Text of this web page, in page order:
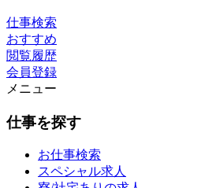
仕事検索
おすすめ
閲覧履歴
会員登録
メニュー
仕事を探す
お仕事検索
スペシャル求人